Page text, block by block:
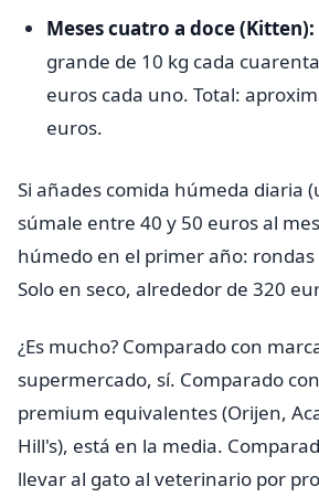
Meses cuatro a doce (Kitten):
grande de 10 kg cada
euros cada uno. Total:
euros.
Si añades comida húmeda diaria
súmale entre 40 y 50 euros al
húmedo en el primer año: rondas
Solo en seco, alrededor de 320
¿Es mucho? Comparado con
supermercado, sí. Comparado
premium equivalentes (Orijen,
Hill's), está en la media.
llevar al gato al veterinario por